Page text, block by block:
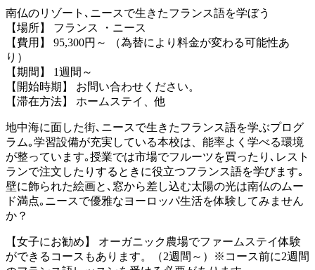
南仏のリゾート､ニースで生きたフランス語を学ぼう
【場所】 フランス ・ニース
【費用】 95,300円～ （為替により料金が変わる可能性あ
り）
【期間】 1週間～
【開始時期】 お問い合わせください。
【滞在方法】 ホームステイ、他
地中海に面した街､ニースで生きたフランス語を学ぶプログ
ラム｡学習設備が充実している本校は、能率よく学べる環境
が整っています｡授業では市場でフルーツを買ったり､レスト
ランで注文したりするときに役立つフランス語を学びます｡
壁に飾られた絵画と､窓から差し込む太陽の光は南仏のムー
ド満点｡ニースで優雅なヨーロッパ生活を体験してみません
か？
【女子にお勧め】 オーガニック農場でファームステイ体験
ができるコースもあります。（2週間～）※コース前に2週間